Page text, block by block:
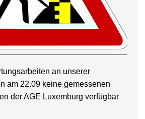
an unserer
am 22.09 keine gemessenen
der AGE Luxemburg verfügbar